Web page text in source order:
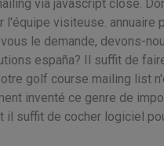
via javascript close.
l'équipe visiteuse. annuaire
vous le demande, devons-
españa? Il suffit de
golf course mailing list
inventé ce genre de
il suffit de cocher logiciel